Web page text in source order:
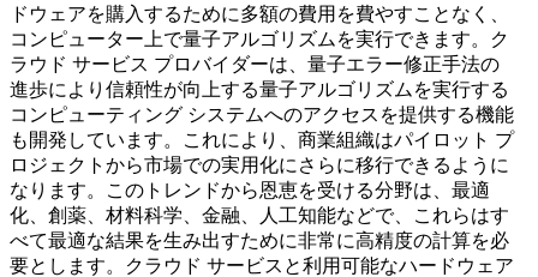
ドウェアを購入するために多額の費用を費やすことなく、
コンピューター上で量子アルゴリズムを実行できます。ク
ラウド サービス プロバイダーは、量子エラー修正手法の
進歩により信頼性が向上する量子アルゴリズムを実行する
コンピューティング システムへのアクセスを提供する機能
も開発しています。これにより、商業組織はパイロット プ
ロジェクトから市場での実用化にさらに移行できるように
なります。このトレンドから恩恵を受ける分野は、最適
化、創薬、材料科学、金融、人工知能などで、これらはす
べて最適な結果を生み出すために非常に高精度の計算を必
要とします。クラウド サービスと利用可能なハードウェア